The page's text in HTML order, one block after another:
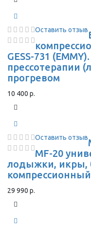
Оставить отзыв
GESS-731
прессотерапии
прогревом
10 400 р.
Оставить отзыв
MF-20
лодыжки, икры,
29 990 р.